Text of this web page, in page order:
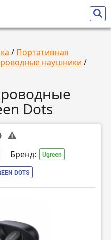
/ Портативная
наушники /
Dots
Бренд: Ugreen
DOTS